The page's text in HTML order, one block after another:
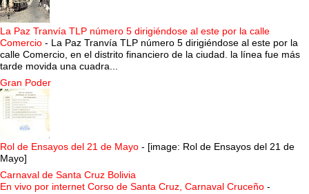
La Paz Tranvía TLP número 5 dirigiéndose al este por la calle
Comercio - La Paz Tranvía TLP número 5 dirigiéndose al este por la
calle Comercio, en el distrito financiero de la ciudad. la línea fue más
tarde movida una cuadra...
Gran Poder
Rol de Ensayos del 21 de Mayo - [image: Rol de Ensayos del 21 de
Mayo]
Carnaval de Santa Cruz Bolivia
En vivo por internet Corso de Santa Cruz, Carnaval Cruceño -